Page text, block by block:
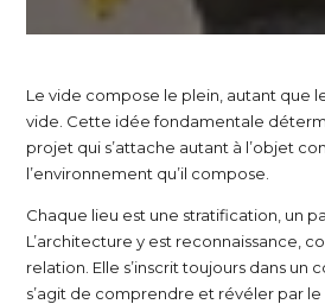
Le vide compose le plein, autant que
vide. Cette idée fondamentale
projet qui s’attache autant à l’objet
l’environnement qu’il compose.
Chaque lieu est une stratification, un
L’architecture y est reconnaissance,
relation. Elle s’inscrit toujours dans un
s’agit de comprendre et révéler par